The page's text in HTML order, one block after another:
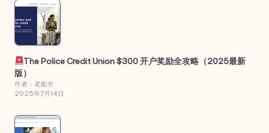
The Police Credit Union $300 开户奖励全攻略（2025最新
版）
作者：老船长
2025年7月14日